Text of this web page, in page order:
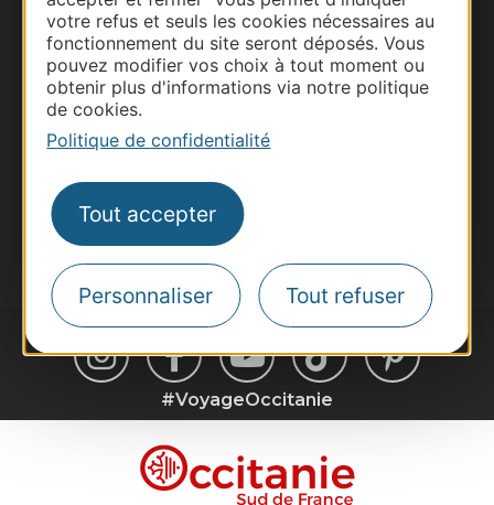
votre refus et seuls les cookies nécessaires au
fonctionnement du site seront déposés. Vous
pouvez modifier vos choix à tout moment ou
obtenir plus d'informations via notre politique
de cookies.
Politique de confidentialité
Tout accepter
Personnaliser Tout refuser
Pros d'Occitanie
Site presse et d'influence
Voyagistes
Destination Sport
Destination Occitanie pour recevoir des
suggestions de séjours, de visites et de sorties.
Je m'abonne
#VoyageOccitanie